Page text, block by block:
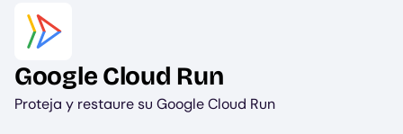
Image
Google Cloud Run
Proteja y restaure su Google Cloud Run